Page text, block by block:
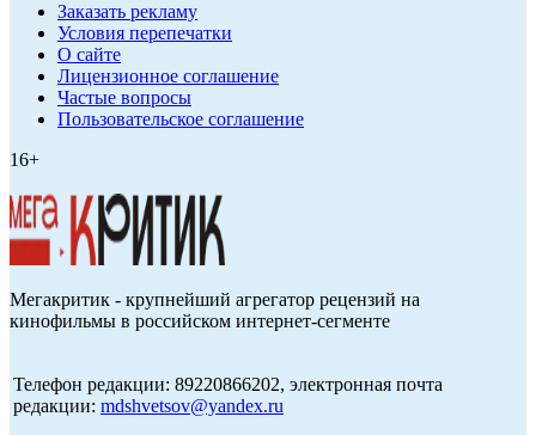
Заказать рекламу
Условия перепечатки
О сайте
Лицензионное соглашение
Частые вопросы
Пользовательское соглашение
16+
Мегакритик - крупнейший агрегатор рецензий на
кинофильмы в российском интернет-сегменте
Телефон редакции: 89220866202, электронная почта
редакции: mdshvetsov@yandex.ru